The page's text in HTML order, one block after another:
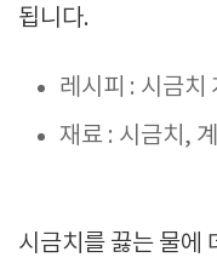
됩니다.
레시피 : 시금치
재료 : 시금치,
시금치를 끓는 물에